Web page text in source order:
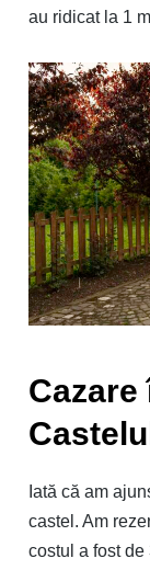
au ridicat la 1
Cazare
Iată că am
castel. Am
costul a fost